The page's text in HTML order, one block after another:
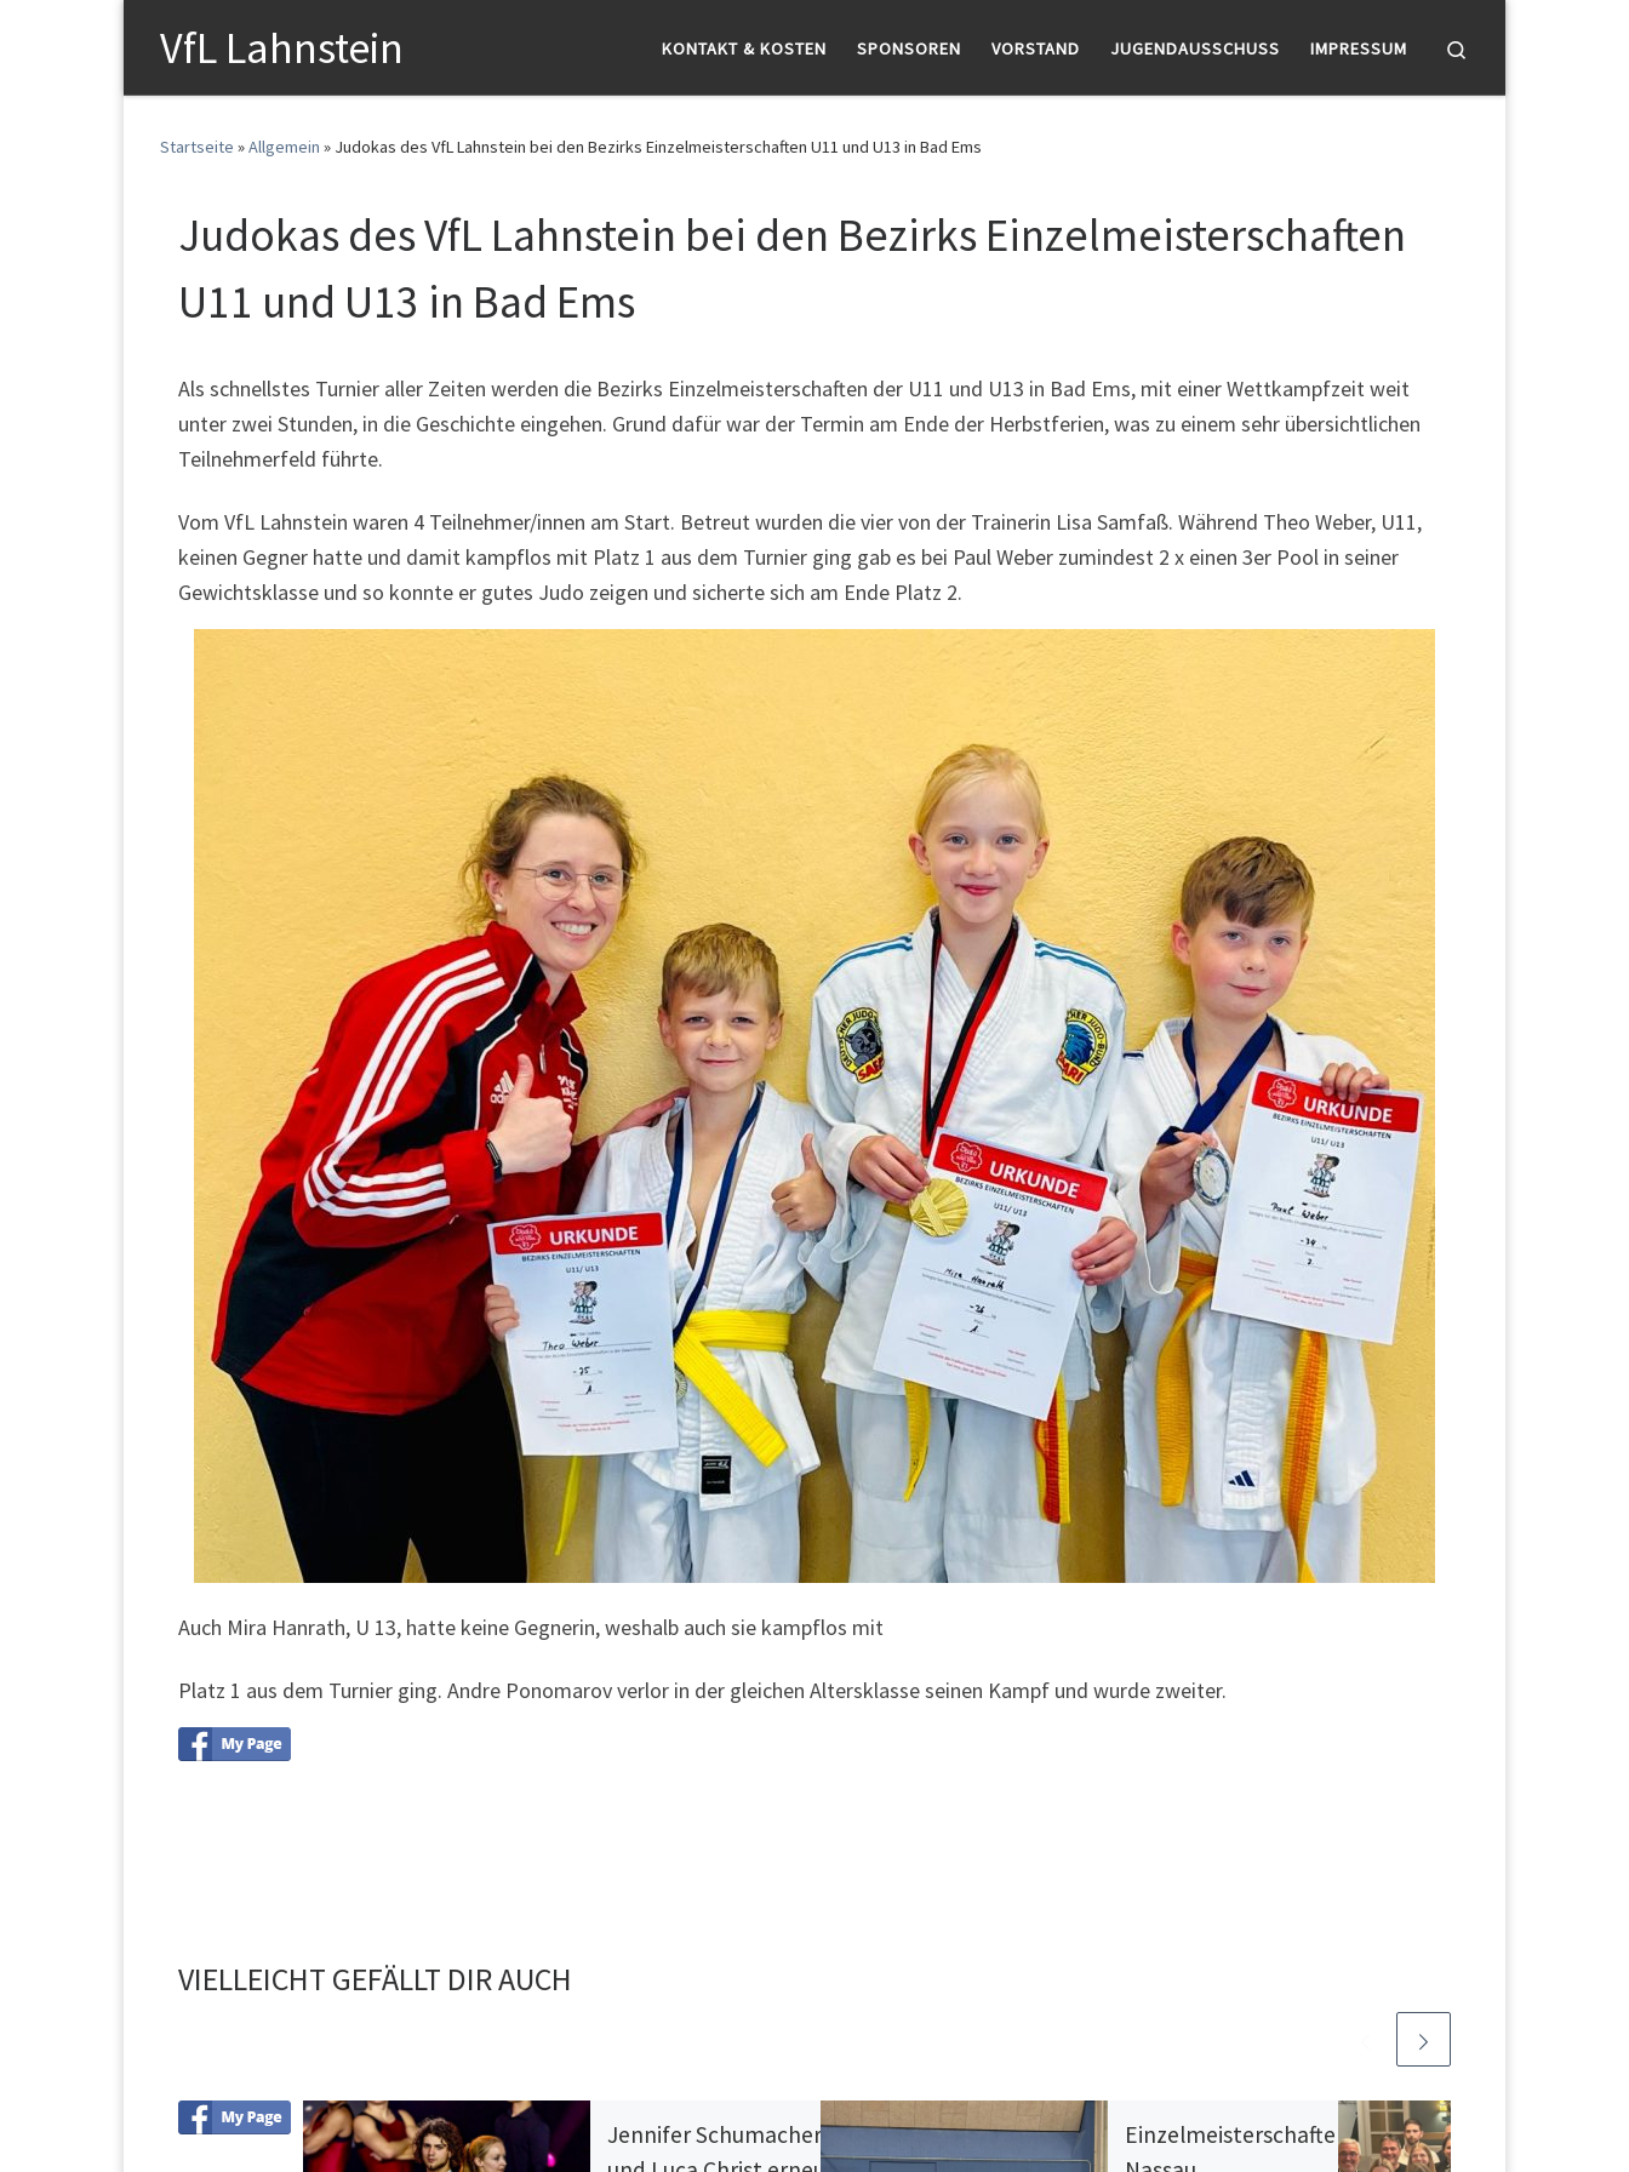
VfL Lahnstein KONTAKT & KOSTEN SPONSOREN VORSTAND JUGENDAUSSCHUSS IMPRESSUM
Startseite »Allgemein » Judokas des VfL Lahnstein bei den Bezirks Einzelmeisterschaften U11 und U13 in Bad Ems
Judokas des VfL Lahnstein bei den Bezirks Einzelmeisterschaften
U11 und U13 in Bad Ems
Als schnellstes Turnier aller Zeiten werden die Bezirks Einzelmeisterschaften der U11 und U13 in Bad Ems, mit einer Wettkampfzeit weit
unter zwei Stunden, in die Geschichte eingehen. Grund dafür war der Termin am Ende der Herbstferien, was zu einem sehr übersichtlichen
Teilnehmerfeld führte.
Vom VfL Lahnstein waren 4 Teilnehmer/innen am Start. Betreut wurden die vier von der Trainerin Lisa Samfaß. Während Theo Weber, U11,
keinen Gegner hatte und damit kampflos mit Platz 1 aus dem Turnier ging gab es bei Paul Weber zumindest 2 x einen 3er Pool in seiner
Gewichtsklasse und so konnte er gutes Judo zeigen und sicherte sich am Ende Platz 2.
Auch Mira Hanrath, U 13, hatte keine Gegnerin, weshalb auch sie kampflos mit
Platz 1 aus dem Turnier ging. Andre Ponomarov verlor in der gleichen Altersklasse seinen Kampf und wurde zweiter.
VIELLEICHT GEFÄLLT DIR AUCH
Jennifer Schumacher
Einzelmeisterschaften in